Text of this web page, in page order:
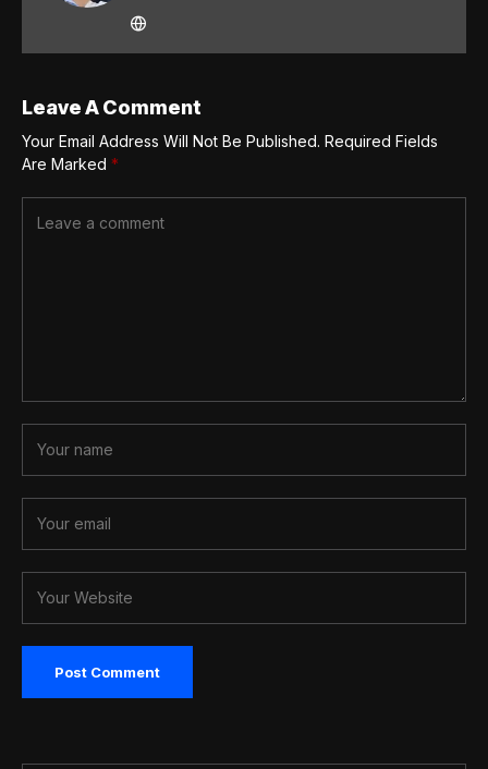
Leave A Comment
Your Email Address Will Not Be Published. Required Fields
Are Marked *